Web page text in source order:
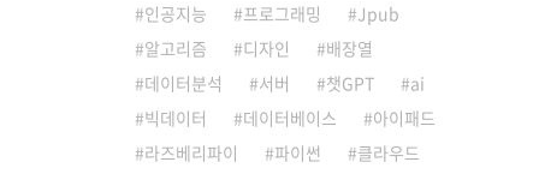
인공지능
프로그래밍
Jpub
알고리즘
디자인
배장열
데이터분석
서버 챗GPT
ai
빅데이터
데이터베이스
아이패드
라즈베리파이
파이썬 클라우드